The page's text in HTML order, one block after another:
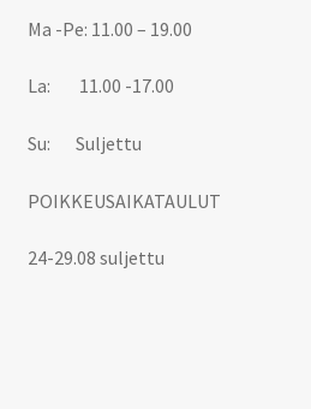
Ma -Pe: 11.00 – 19.00
La: 11.00 -17.00
Su: Suljettu
POIKKEUSAIKATAULUT
24-29.08 suljettu